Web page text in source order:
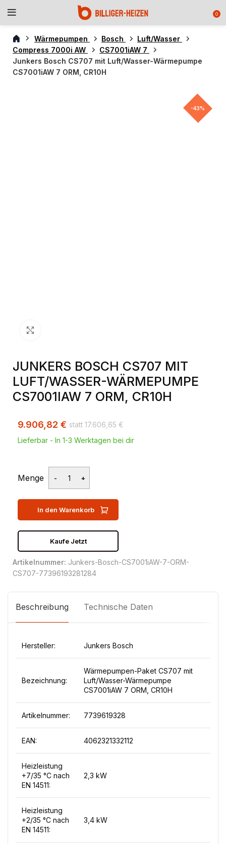
0
Wärmepumpen Bosch
Luft/Wasser
Compress 7000i AW
CS7001iAW 7
Junkers Bosch CS707 mit Luft/Wasser-Wärmepumpe
CS7001iAW 7 ORM, CR10H
-43%
JUNKERS BOSCH CS707 MIT
LUFT/WASSER-WÄRMEPUMPE
CS7001IAW 7 ORM, CR10H
17.606,65 €
9.906,82 €
Lieferbar - In 1-3 Werktagen bei dir
Menge
In den Warenkorb
Kaufe Jetzt
Artikelnummer: Junkers-Bosch-CS7001iAW-7-ORM-
CS707-77396193281284
Beschreibung Technische Daten
Hersteller: Junkers Bosch
Bezeichnung:
Wärmepumpen-Paket CS707 mit
Luft/Wasser-Wärmepumpe
CS7001iAW 7 ORM, CR10H
Artikelnummer: 7739619328
EAN: 4062321332112
Heizleistung
+7/35 °C nach
EN 14511:
2,3 kW
Heizleistung
+2/35 °C nach
EN 14511:
3,4 kW